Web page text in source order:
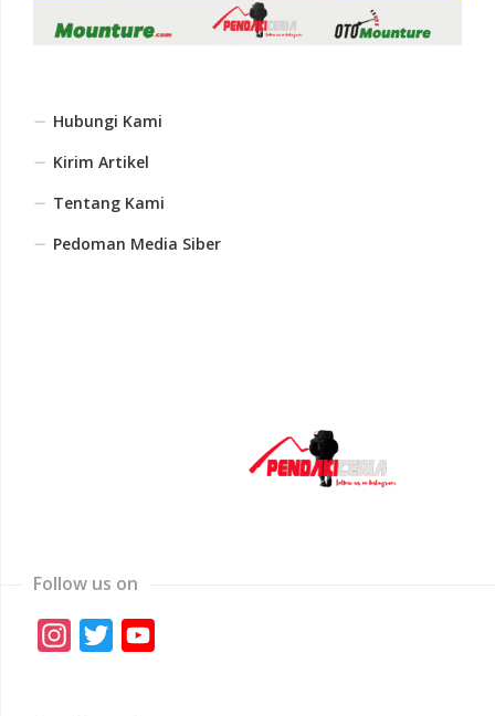
Hubungi Kami
Kirim Artikel
Tentang Kami
Pedoman Media Siber
Follow us on
Instagram
Twitter